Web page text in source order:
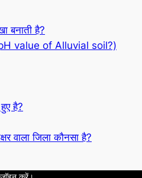
बनाती है?
pH value of Alluvial soil?)
है?
वाला जिला कौनसा है?